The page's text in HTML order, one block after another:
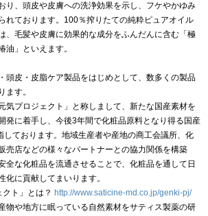
り、頭皮や皮膚への洗浄効果を示し、フケやかゆみ
れております。100％搾りたての純粋ピュアオイル
、毛髪や皮膚に効果的な成分をふんだんに含む「極
油」といえます。
頭皮・皮脂ケア製品をはじめとして、数多くの製品
ます。
気プロジェクト」と称しまして、新たな国産素材を
発に着手し、今後3年間で化粧品原料となり得る国産
しております。地域生産者や産地の商工会議所、化
売店などの様々なパートナーとの協力関係を構築
全な化粧品を流通させることで、化粧品を通して日
化に貢献してまいります。
ト」とは？ http://www.saticine-md.co.jp/genki-pj/
物や地方に眠っている自然素材をサティス製薬の研